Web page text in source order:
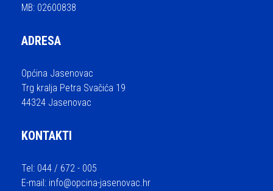
MB: 02600838
ADRESA
Općina Jasenovac
Trg kralja Petra Svačića 19
44324 Jasenovac
KONTAKTI
Tel: 044 / 672 - 005
E-mail: info@opcina-jasenovac.hr